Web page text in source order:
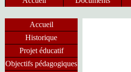
Accueil
Historique
Projet éducatif
Objectifs pédagogiques